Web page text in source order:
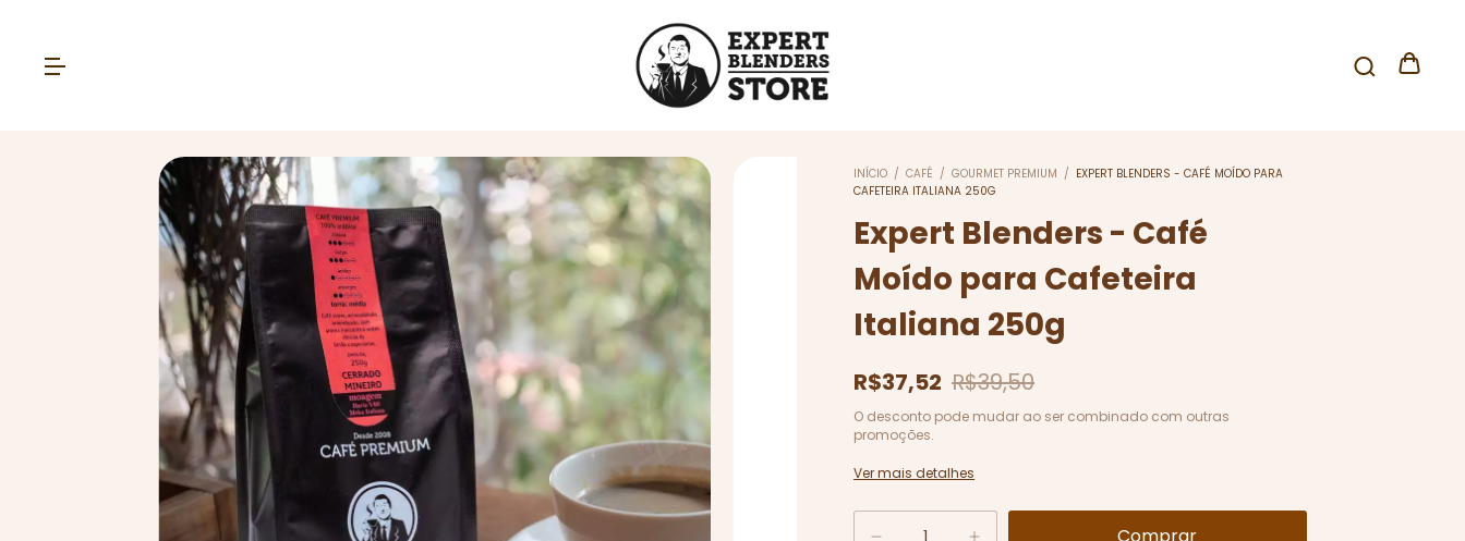
INÍCIO / CAFÉ / GOURMET PREMIUM / EXPERT BLENDERS - CAFÉ MOÍDO PARA
CAFETEIRA ITALIANA 250G
Expert Blenders - Café
Moído para Cafeteira
Italiana 250g
R$37,52 R$39,50
O desconto pode mudar ao ser combinado com outras
promoções.
Ver mais detalhes